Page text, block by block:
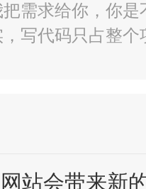
需求给你，你是
写代码只占整个
站会带来新